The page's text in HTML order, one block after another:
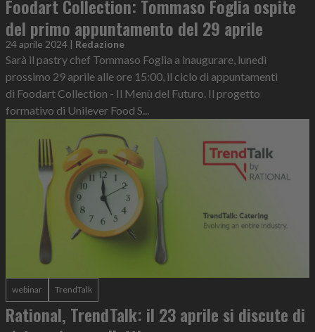
Foodart Collection: Tommaso Foglia ospite
del primo appuntamento del 29 aprile
24 aprile 2024 | Redazione
Sarà il pastry chef Tommaso Foglia a inaugurare, lunedì
prossimo 29 aprile alle ore 15:00, il ciclo di appuntamenti
di Foodart Collection - Il Menù del Futuro. Il progetto
formativo di Unilever Food S...
webinar TrendTalk
Rational, TrendTalk: il 23 aprile si discute di